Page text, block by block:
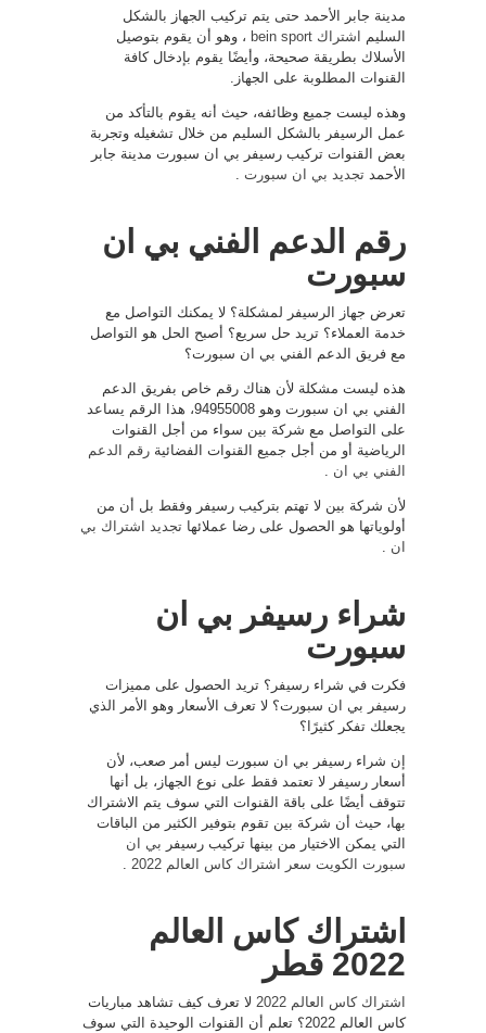
مدينة جابر الأحمد حتى يتم تركيب الجهاز بالشكل
السليم
اشتراك bein sport
، وهو أن يقوم بتوصيل
الأسلاك بطريقة صحيحة، وأيضًا يقوم بإدخال كافة
القنوات المطلوبة على الجهاز.
وهذه ليست جميع وظائفه، حيث أنه يقوم بالتأكد من
عمل الرسيفر بالشكل السليم من خلال تشغيله وتجربة
بعض القنوات تركيب رسيفر بي ان سبورت مدينة جابر
الأحمد تجديد بي ان سبورت
رقم الدعم الفني بي ان
سبورت
تعرض جهاز الرسيفر لمشكلة؟ لا يمكنك التواصل مع
خدمة العملاء؟ تريد حل سريع؟ أصبح الحل هو التواصل
مع فريق الدعم الفني بي ان سبورت؟
هذه ليست مشكلة لأن هناك رقم خاص بفريق الدعم
الفني بي ان سبورت وهو 94955008، هذا الرقم يساعد
على التواصل مع شركة بين سواء من أجل القنوات
الرياضية أو من أجل جميع القنوات الفضائية رقم الدعم
الفني بي ان
لأن شركة بين لا تهتم بتركيب رسيفر وفقط بل أن من
أولوياتها هو الحصول على رضا عملائها تجديد اشتراك بي
ان
شراء رسيفر بي ان
سبورت
فكرت في شراء رسيفر؟ تريد الحصول على مميزات
رسيفر بي ان سبورت؟ لا تعرف الأسعار وهو الأمر الذي
يجعلك تفكر كثيرًا؟
إن شراء رسيفر بي ان سبورت ليس أمر صعب، لأن
أسعار رسيفر لا تعتمد فقط على نوع الجهاز، بل أنها
تتوقف أيضًا على باقة القنوات التي سوف يتم الاشتراك
بها، حيث أن شركة بين تقوم بتوفير الكثير من الباقات
التي يمكن الاختيار من بينها تركيب رسيفر بي ان
سبورت الكويت سعر اشتراك كاس العالم 2022
اشتراك كاس العالم
2022 قطر
اشتراك كاس العالم 2022
لا تعرف كيف تشاهد مباريات
كاس العالم 2022؟ تعلم أن القنوات الوحيدة التي سوف